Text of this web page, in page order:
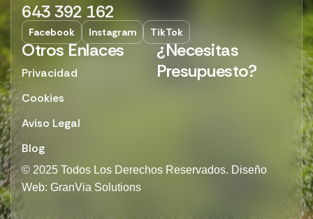
643 392 162
Facebook Instagram TikTok
Otros Enlaces
Privacidad
Cookies
Aviso Legal
Blog
¿Necesitas
Presupuesto?
© 2025 Todos Los Derechos Reservados. Diseño
Web: GranVia Solutions